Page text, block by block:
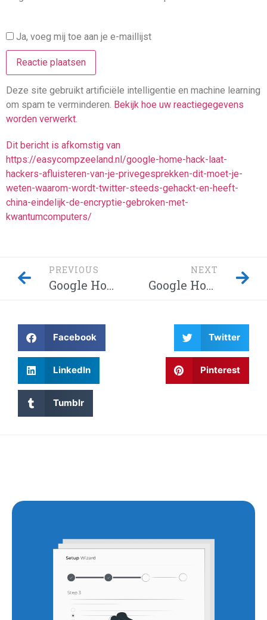
Ja, voeg mij toe aan je e-maillijst
Deze site gebruikt artificiële intelligentie en machine learning
om spam te verminderen. Bekijk hoe uw reactiegegevens
worden verwerkt.
Dit bericht is afkomstig van
https://easycompzeeland.nl/google-home-hack-laat-
hackers-afluisteren-van-je-privegesprekken-dit-moet-je-
weten-waarom-wordt-twitter-steeds-gehackt-en-heeft-
china-eindelijk-de-encryptie-gebroken-met-
kwantumcomputers/
PREVIOUS
Google Home-hack laat hackers afluisteren van je privégesprekken – Dit moet je weten! Waarom wordt Twitter steeds gehackt en heeft China eindelijk de encryptie gebroken met kwantumcomputers?
NEXT
Google Home-hack laat hackers afluisteren van je privégesprekken – Dit moet je weten! Waarom wordt Twitter steeds gehackt en heeft China eindelijk de encryptie gebroken met kwantumcomputers?
Facebook Twitter
LinkedIn Pinterest
Tumblr